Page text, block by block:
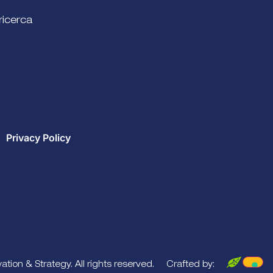
Privacy Policy
& Strategy. All rights reserved. Crafted by: